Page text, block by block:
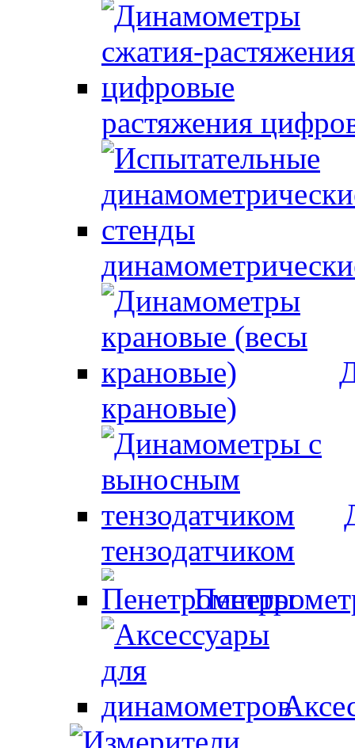
растяжения
крановые)
тензодатчиком